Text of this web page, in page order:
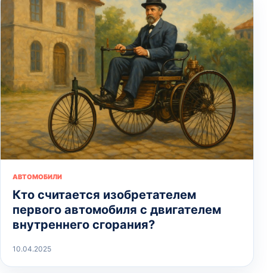
АВТОМОБИЛИ
Кто считается изобретателем
первого автомобиля с двигателем
внутреннего сгорания?
10.04.2025